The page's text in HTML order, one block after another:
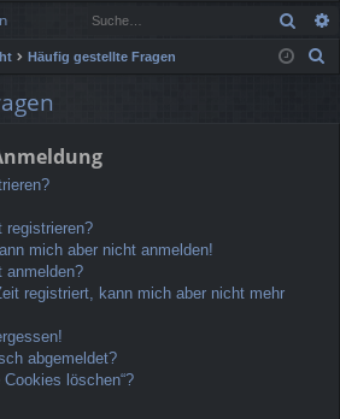
n
m
eg
ist
Häufig gestellte Fragen
registrieren?
mich aber nicht anmelden!
anmelden?
registriert, kann mich aber nicht mehr
abgemeldet?
löschen“?